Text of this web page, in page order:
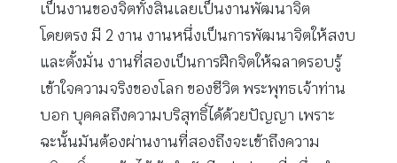
เป็นงานของจิตทั้งสิ้นเลยเป็นงานพัฒนาจิต
โดยตรง มี 2 งาน งานหนึ่งเป็นการพัฒนาจิตให้สงบ
และตั้งมั่น งานที่สองเป็นการฝึกจิตให้ฉลาดรอบรู้
เข้าใจความจริงของโลก ของชีวิต พระพุทธเจ้าท่าน
บอก บุคคลถึงความบริสุทธิ์ได้ด้วยปัญญา เพราะ
ฉะนั้นมันต้องผ่านงานที่สองถึงจะเข้าถึงความ